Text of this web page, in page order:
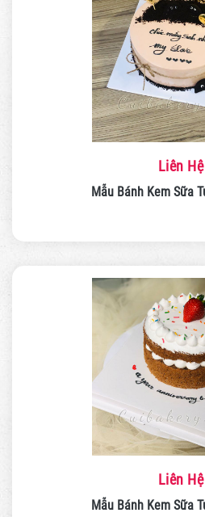
Liên Hệ
Mẫu Bánh Kem Sữa
Liên Hệ
Mẫu Bánh Kem Sữa